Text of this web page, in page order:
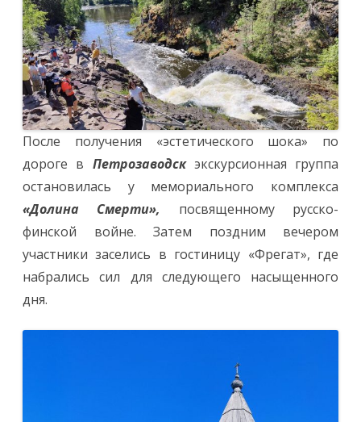
После получения «эстетического шока» по
дороге в Петрозаводскэкскурсионная группа
остановилась у мемориального комплекса
«Долина Смерти»,
посвященному русско-
финской войне. Затем поздним вечером
участники заселись в гостиницу «Фрегат», где
набрались сил для следующего насыщенного
дня.